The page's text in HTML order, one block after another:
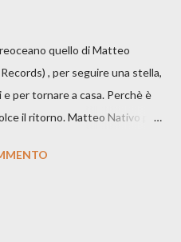
quello di Matteo
, per seguire una stella,
per tornare a casa. Perchè è
il ritorno. Matteo Nativo per
oltre che con ottimi